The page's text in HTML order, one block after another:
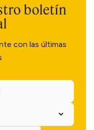
boletín
con las últimas